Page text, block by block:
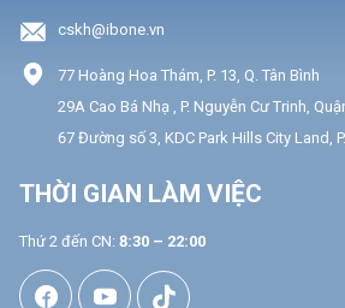
cskh@ibone.vn
77 Hoàng Hoa Thám, P. 13, Q. Tân Bình
29A Cao Bá Nhạ , P. Nguyễn Cư Trinh,
67 Đường số 3, KDC Park Hills City Land,
THỜI GIAN LÀM VIỆC
Thứ 2 đến CN: 8:30 – 22:00